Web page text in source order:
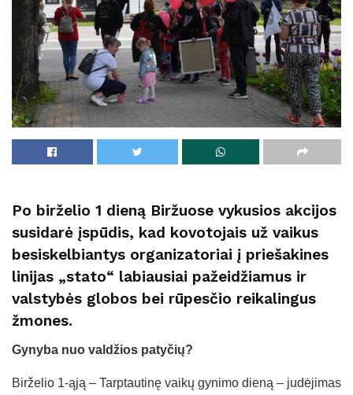
Po birželio 1 dieną Biržuose vykusios akcijos
susidarė įspūdis, kad kovotojais už vaikus
besiskelbiantys organizatoriai į priešakines
linijas „stato“ labiausiai pažeidžiamus ir
valstybės globos bei rūpesčio reikalingus
žmones.
Gynyba nuo valdžios patyčių?
Birželio 1-ąją – Tarptautinę vaikų gynimo dieną – judėjimas